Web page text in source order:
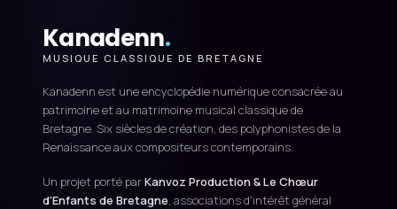
Kanadenn.
MUSIQUE CLASSIQUE DE BRETAGNE
Kanadenn est une encyclopédie numérique consacrée au
patrimoine et au matrimoine musical classique de
Bretagne. Six siècles de création, des polyphonistes de la
Renaissance aux compositeurs contemporains.
Un projet porté parKanvoz Production & Le Chœur
d'Enfants de Bretagne, associations d'intérêt général